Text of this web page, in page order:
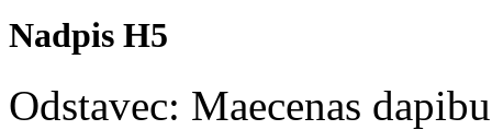
Nadpis H5
Odstavec: Maecenas